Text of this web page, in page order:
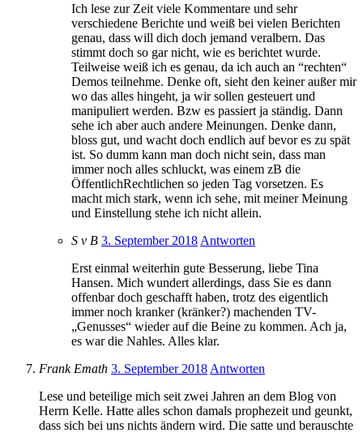
Ich lese zur Zeit viele Kommentare und sehr
verschiedene Berichte und weiß bei vielen Berichten
genau, dass will dich doch jemand veralbern. Das
stimmt doch so gar nicht, wie es berichtet wurde.
Teilweise weiß ich es genau, da ich auch an “rechten“
Demos teilnehme. Denke oft, sieht den keiner außer mir
wo das alles hingeht, ja wir sollen gesteuert und
manipuliert werden. Bzw es passiert ja ständig. Dann
sehe ich aber auch andere Meinungen. Denke dann,
bloss gut, und wacht doch endlich auf bevor es zu spät
ist. So dumm kann man doch nicht sein, dass man
immer noch alles schluckt, was einem zB die
ÖffentlichRechtlichen so jeden Tag vorsetzen. Es
macht mich stark, wenn ich sehe, mit meiner Meinung
und Einstellung stehe ich nicht allein.
S v B 3. September 2018 Antworten
Erst einmal weiterhin gute Besserung, liebe Tina
Hansen. Mich wundert allerdings, dass Sie es dann
offenbar doch geschafft haben, trotz des eigentlich
immer noch kranker (kränker?) machenden TV-
„Genusses“ wieder auf die Beine zu kommen. Ach ja,
es war die Nahles. Alles klar.
Frank Emath 3. September 2018 Antworten
Lese und beteilige mich seit zwei Jahren an dem Blog von
Herrn Kelle. Hatte alles schon damals prophezeit und geunkt,
dass sich bei uns nichts ändern wird. Die satte und berauschte